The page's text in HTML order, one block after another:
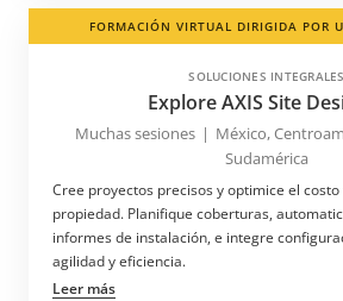
FORMACIÓN VIRTUAL DIRIGIDA POR
SOLUCIONES INTEGRALES
Explore AXIS Site
Muchas sesiones | México,
Sudamérica
Cree proyectos precisos y optimice el
propiedad. Planifique coberturas,
informes de instalación, e integre
agilidad y eficiencia.
Leer más